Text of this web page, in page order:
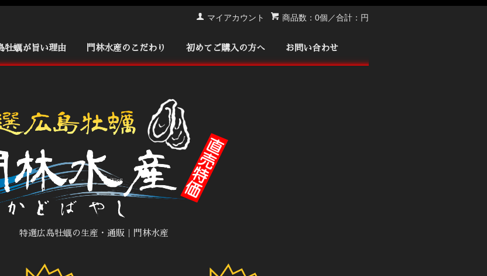
商品数：0個／合計：円
マイアカウント
牡蠣が旨い理由 門林水産のこだわり 初めてご購入の方へ お問い合わせ
特選広島牡蠣の生産・通販｜門林水産